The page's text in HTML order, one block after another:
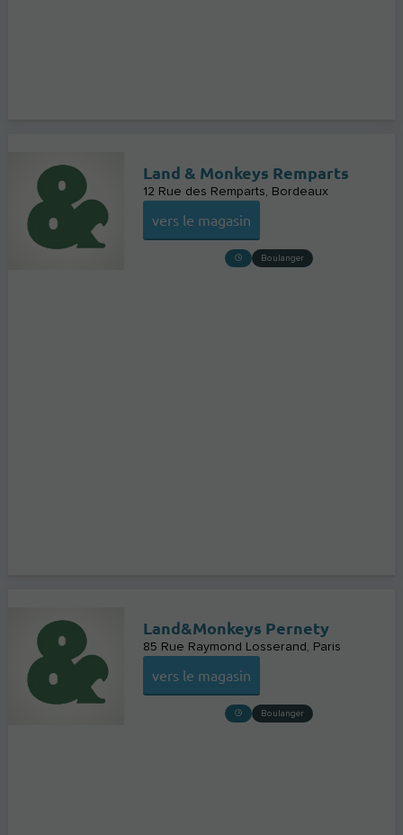
Land & Monkeys Remparts
12 Rue des Remparts Bordeaux
vers le magasin
Boulanger
Land&Monkeys Pernety
85 Rue Raymond Losserand Paris
vers le magasin
Boulanger